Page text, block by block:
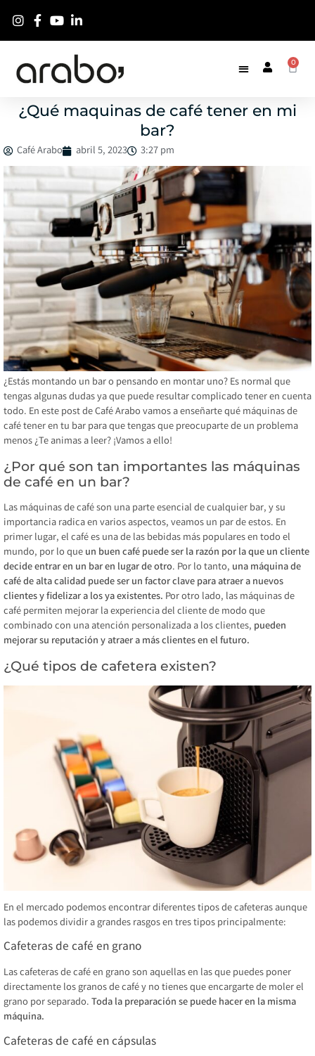
0
¿Qué maquinas de café tener en mi
bar?
Café Arabo abril 5, 2023 3:27 pm
¿Estás montando un bar o pensando en montar uno? Es normal que
tengas algunas dudas ya que puede resultar complicado tener en cuenta
todo. En este post de Café Arabo vamos a enseñarte qué máquinas de
café tener en tu bar para que tengas que preocuparte de un problema
menos ¿Te animas a leer? ¡Vamos a ello!
¿Por qué son tan importantes las máquinas
de café en un bar?
Las máquinas de café son una parte esencial de cualquier bar, y su
importancia radica en varios aspectos, veamos un par de estos. En
primer lugar, el café es una de las bebidas más populares en todo el
mundo, por lo queun buen café puede ser la razón por la que un cliente
decide entrar en un bar en lugar de otro. Por lo tanto, una máquina de
café de alta calidad puede ser un factor clave para atraer a nuevos
clientes y fidelizar a los ya existentes. Por otro lado, las máquinas de
café permiten mejorar la experiencia del cliente de modo que
combinado con una atención personalizada a los clientes, pueden
mejorar su reputación y atraer a más clientes en el futuro.
¿Qué tipos de cafetera existen?
En el mercado podemos encontrar diferentes tipos de cafeteras aunque
las podemos dividir a grandes rasgos en tres tipos principalmente:
Cafeteras de café en grano
Las cafeteras de café en grano son aquellas en las que puedes poner
directamente los granos de café y no tienes que encargarte de moler el
grano por separado.Toda la preparación se puede hacer en la misma
máquina.
Cafeteras de café en cápsulas